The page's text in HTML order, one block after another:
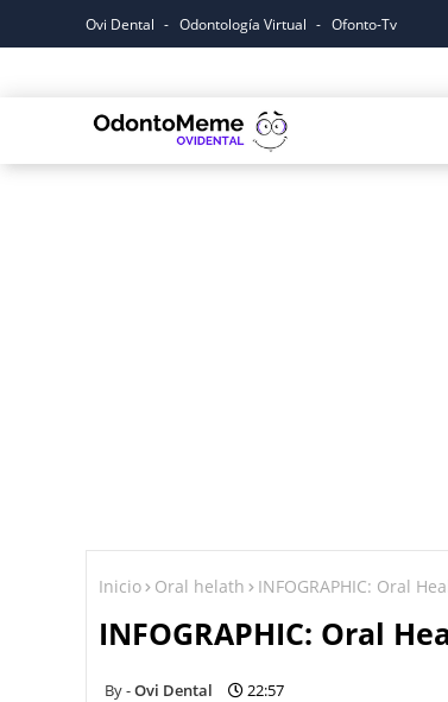
Ovi Dental Odontología Virtual Ofonto-Tv
Inicio Oral helath INFOGRAPHIC: Oral
INFOGRAPHIC: Oral
Ovi Dental 22:57